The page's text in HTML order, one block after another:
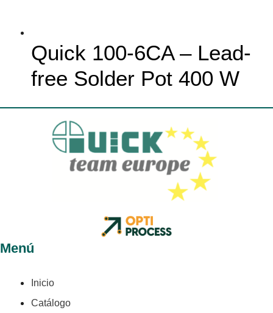
Quick 100-6CA – Lead-
free Solder Pot 400 W
Menú
Inicio
Catálogo